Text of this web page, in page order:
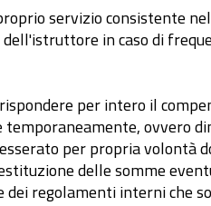
servizio consistente
in caso di
per intero il
ovvero
per propria volontà
delle somme
regolamenti interni che